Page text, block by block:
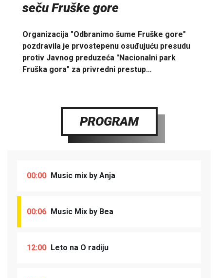
seču Fruške gore
Organizacija "Odbranimo šume Fruške gore"
pozdravila je prvostepenu osuđujuću presudu
protiv Javnog preduzeća "Nacionalni park
Fruška gora" za privredni prestup…
PROGRAM
00:00 Music mix by Anja
00:06 Music Mix by Bea
12:00 Leto na O radiju